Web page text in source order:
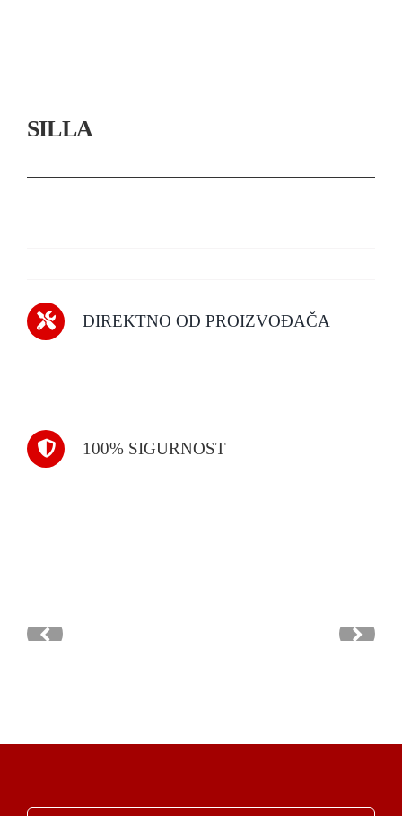
SILLA
DIREKTNO OD PROIZVOĐAČA
100% SIGURNOST